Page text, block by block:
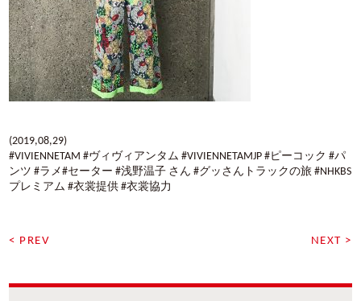
(2019,08,29)
#VIVIENNETAM #ヴィヴィアンタム #VIVIENNETAMJP #ピーコック #パ
ンツ #ラメ#セーター #浅野温子 さん #グッさんトラックの旅 #NHKBS
プレミアム #衣裳提供 #衣裳協力
< PREV NEXT >